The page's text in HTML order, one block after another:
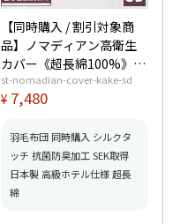
【同時購入 / 割引対象商
品】ノマディアン高衛生
カバー《超長綿100%》掛
けふとん用 セミダブル
st-nomadian-cover-kake-sd
¥ 7,480
羽毛布団 同時購入 シルクタ
ッチ 抗菌防臭加工 SEK取得
日本製 高級ホテル仕様 超長
綿